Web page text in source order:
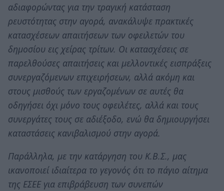
αδιαφορώντας για την τραγική κατάσταση
ρευστότητας στην αγορά, ανακάλυψε πρακτικές
κατασχέσεων απαιτήσεων των οφειλετών του
δημοσίου εις χείρας τρίτων. Οι κατασχέσεις σε
παρελθούσες απαιτήσεις και μελλοντικές εισπράξεις
συνεργαζόμενων επιχειρήσεων, αλλά ακόμη και
στους μισθούς των εργαζομένων σε αυτές θα
οδηγήσει όχι μόνο τους οφειλέτες, αλλά και τους
συνεργάτες τους σε αδιέξοδο, ενώ θα δημιουργήσει
καταστάσεις κανιβαλισμού στην αγορά.
Παράλληλα, με την κατάργηση του Κ.Β.Σ., μας
ικανοποιεί ιδιαίτερα το γεγονός ότι το πάγιο αίτημα
της ΕΣΕΕ για επιβράβευση των συνεπών